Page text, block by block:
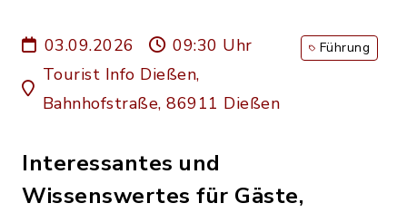
03.09.2026
09:30 Uhr
Tourist Info Dießen,
Bahnhofstraße, 86911 Dießen
Führung
Interessantes und
Wissenswertes für Gäste,